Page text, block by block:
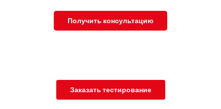
Получить консультацию
Заказать тестирование